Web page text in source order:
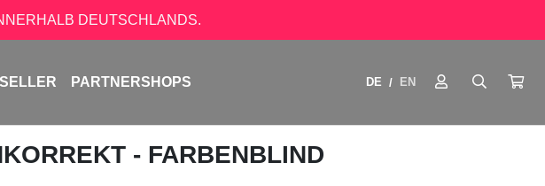
DEUTSCHLANDS.
PARTNERSHOPS DE / EN
- FARBENBLIND